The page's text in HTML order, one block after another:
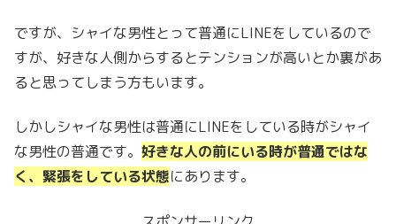
ですが、シャイな男性とって普通にLINEをしているので
すが、好きな人側からするとテンションが高いとか裏があ
ると思ってしまう方もいます。
しかしシャイな男性は普通にLINEをしている時がシャイ
な男性の普通です。 好きな人の前にいる時が普通ではな
く、緊張をしている状態にあります。